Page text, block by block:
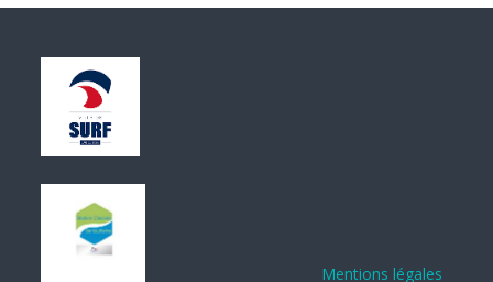
Mentions légales